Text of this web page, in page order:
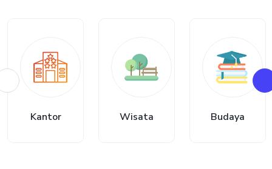
Wisata Budaya Ekraf